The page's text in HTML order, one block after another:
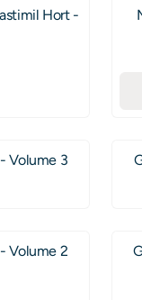
Hort -
Volume 3
Volume 2